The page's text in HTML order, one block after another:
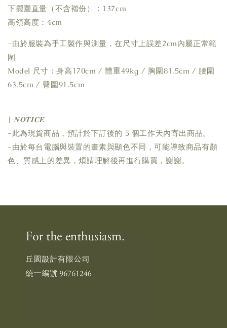
下擺圍直量（不含褶份）：137cm
高領高度：4cm
-由於服裝為手工製作與測量，在尺寸上誤差2cm內屬正常範
圍
Model 尺寸：身高170cm / 體重49kg / 胸圍81.5cm / 腰圍
63.5cm / 臀圍91.5cm
| 𝑵𝑶𝑻𝑰𝑪𝑬
-此為現貨商品，預計於下訂後的 5 個工作天內寄出商品。
-由於每台電腦與裝置的畫素與顯色不同，可能導致商品有顏
色、質感上的差異，煩請理解後再進行購買，謝謝。